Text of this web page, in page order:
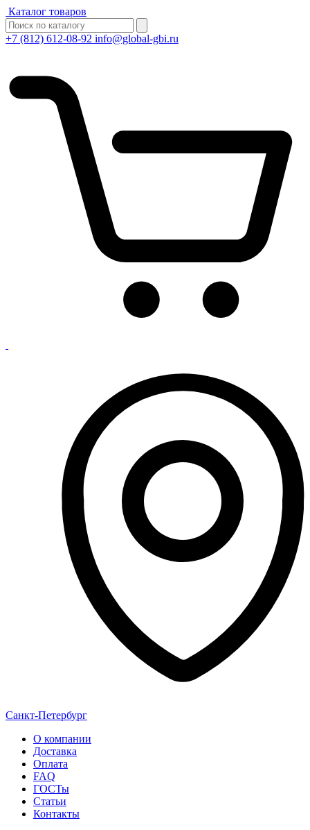
Каталог товаров
+7 (812) 612-08-92 info@global-gbi.ru
Санкт-Петербург
О компании
Доставка
Оплата
FAQ
ГОСТы
Статьи
Контакты